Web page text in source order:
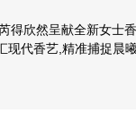
得欣然呈献全新女
现代香艺,精准捕捉晨